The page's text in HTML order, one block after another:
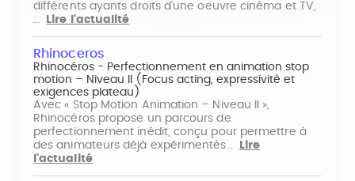
différents ayants droits d'une oeuvre cinéma et TV,
…
Lire l'actualité
Rhinoceros
Rhinocéros - Perfectionnement en animation stop
motion – Niveau II (Focus acting, expressivité et
exigences plateau)
Avec « Stop Motion Animation – Niveau II »,
Rhinocéros propose un parcours de
perfectionnement inédit, conçu pour permettre à
des animateurs déjà expérimentés…
Lire
l'actualité